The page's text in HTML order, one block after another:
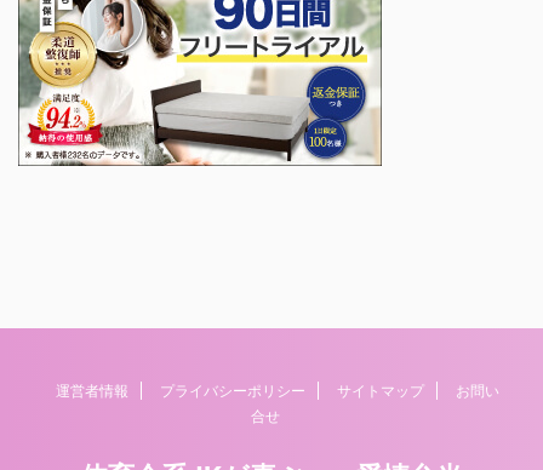
運営者情報 プライバシーポリシー サイトマップ
お問い
合せ